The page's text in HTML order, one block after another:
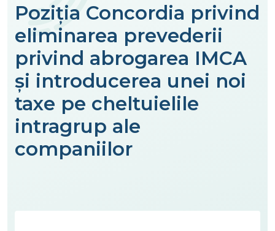
Poziția Concordia privind
eliminarea prevederii
privind abrogarea IMCA
și introducerea unei noi
taxe pe cheltuielile
intragrup ale
companiilor